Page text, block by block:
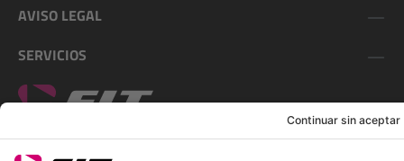
AVISO LEGAL
SERVICIOS